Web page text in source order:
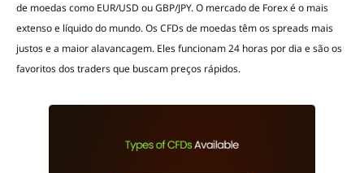
de moedas como EUR/USD ou GBP/JPY. O mercado de Forex é o mais
extenso e líquido do mundo. Os CFDs de moedas têm os spreads mais
justos e a maior alavancagem. Eles funcionam 24 horas por dia e são os
favoritos dos traders que buscam preços rápidos.